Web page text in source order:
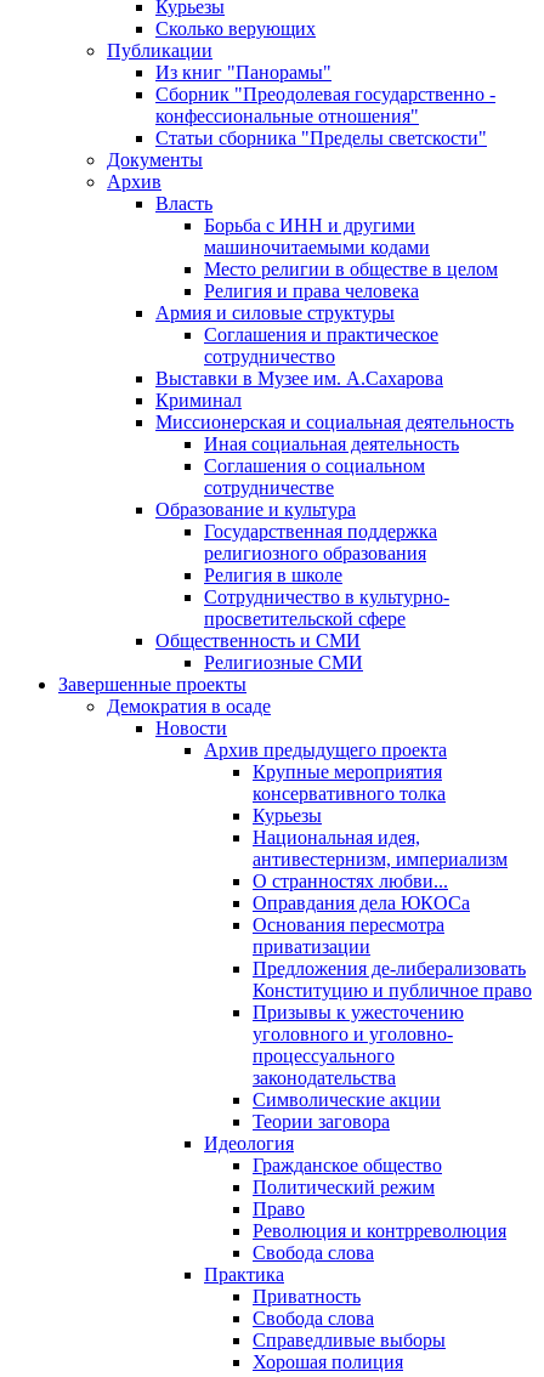
Курьезы
Сколько верующих
Публикации
Из книг "Панорамы"
Сборник "Преодолевая государственно -
конфессиональные отношения"
Статьи сборника "Пределы светскости"
Документы
Архив
Власть
Борьба с ИНН и другими
машиночитаемыми кодами
Место религии в обществе в целом
Религия и права человека
Армия и силовые структуры
Соглашения и практическое
сотрудничество
Выставки в Музее им. А.Сахарова
Криминал
Миссионерская и социальная деятельность
Иная социальная деятельность
Соглашения о социальном
сотрудничестве
Образование и культура
Государственная поддержка
религиозного образования
Религия в школе
Сотрудничество в культурно-
просветительской сфере
Общественность и СМИ
Религиозные СМИ
Завершенные проекты
Демократия в осаде
Новости
Архив предыдущего проекта
Крупные мероприятия
консервативного толка
Курьезы
Национальная идея,
антивестернизм, империализм
О странностях любви...
Оправдания дела ЮКОСа
Основания пересмотра
приватизации
Предложения де-либерализовать
Конституцию и публичное право
Призывы к ужесточению
уголовного и уголовно-
процессуального
законодательства
Символические акции
Теории заговора
Идеология
Гражданское общество
Политический режим
Право
Революция и контрреволюция
Свобода слова
Практика
Приватность
Свобода слова
Справедливые выборы
Хорошая полиция